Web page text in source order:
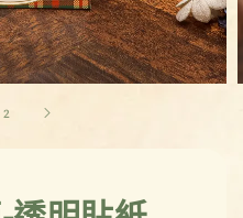
2